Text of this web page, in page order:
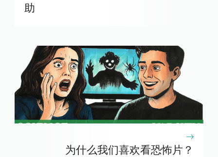
助
为什么我们喜欢看恐怖片？